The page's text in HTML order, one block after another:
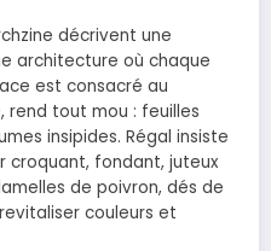
décrivent une
architecture où chaque
est consacré au
rend tout mou : feuilles
insipides. Régal insiste
croquant, fondant, juteux
de poivron, dés de
couleurs et